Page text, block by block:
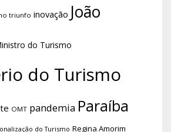
triunfo inovação João
do Turismo
do Turismo
OMT pandemia Paraíba
do Turismo Regina Amorim